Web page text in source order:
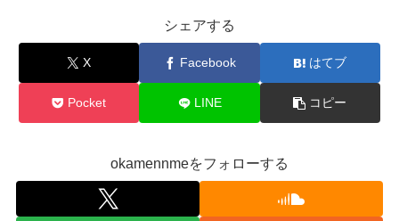
シェアする
X Facebook はてブ
Pocket LINE コピー
okamennmeをフォローする